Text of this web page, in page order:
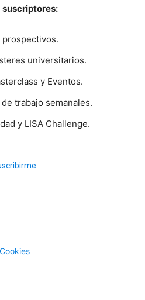
suscriptores:
prospectivos.
universitarios.
y Eventos.
trabajo semanales.
y LISA Challenge.